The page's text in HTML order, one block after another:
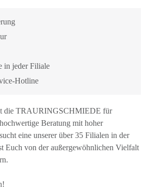
in jeder Filiale
Hotline
die TRAURINGSCHMIEDE für
Beratung mit hoher
eine unserer über 35 Filialen in der
Euch von der außergewöhnlichen Vielfalt